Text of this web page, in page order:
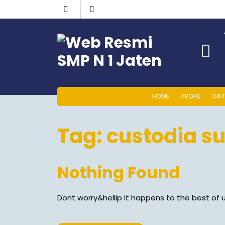
HOME PROFIL
Tag:custodia
Nothing Found
Dont worry&hellip it happens to the best of